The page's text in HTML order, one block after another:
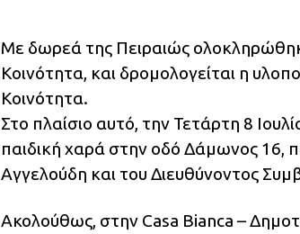
Με δωρεά της Πειραιώς
Κοινότητα, και δρομολογείται η
Κοινότητα.
Στο πλαίσιο αυτό, την Τετάρτη 8
παιδική χαρά στην οδό Δάμωνος 16,
Αγγελούδη και του Διευθύνοντος
Ακολούθως, στην Casa Bianca –